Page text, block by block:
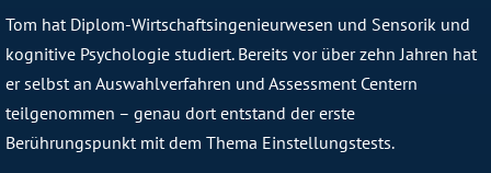
Tom hat Diplom-Wirtschaftsingenieurwesen und Sensorik und
kognitive Psychologie studiert. Bereits vor über zehn Jahren hat
er selbst an Auswahlverfahren und Assessment Centern
teilgenommen – genau dort entstand der erste
Berührungspunkt mit dem Thema Einstellungstests.